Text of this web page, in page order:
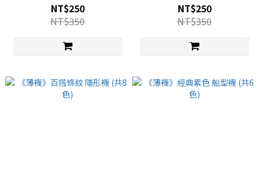
NT$250
NT$350
NT$250
NT$350